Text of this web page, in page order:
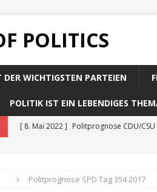
POLITICS
WICHTIGSTEN PARTEIEN
POLITIK IST EIN LEBENDIGES
[ 8. Mai 2022 ] Politprognose CDU/
Politprognose SPD Tag 354 2017